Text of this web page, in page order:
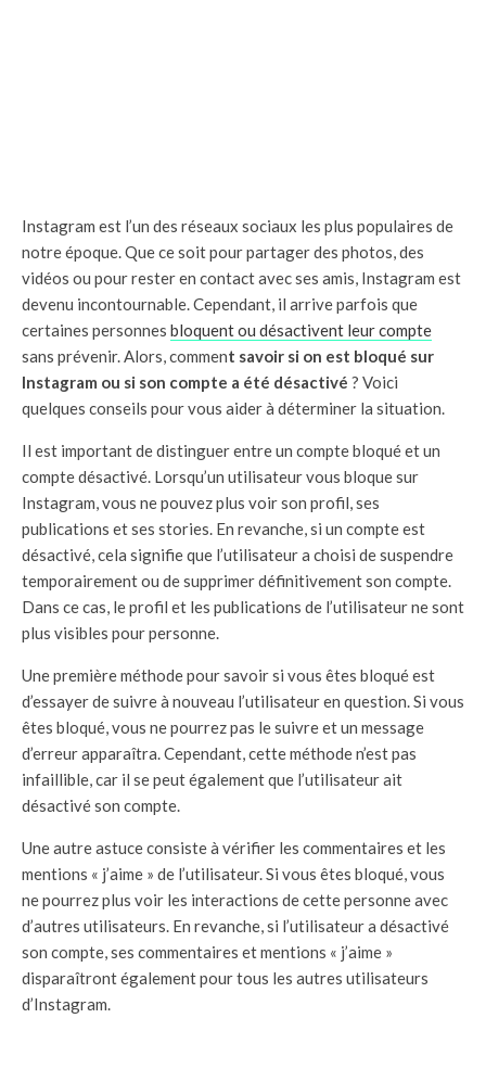
Instagram est l’un des réseaux sociaux les plus populaires de
notre époque. Que ce soit pour partager des photos, des
vidéos ou pour rester en contact avec ses amis, Instagram est
devenu incontournable. Cependant, il arrive parfois que
certaines personnes bloquent ou désactivent leur compte
sans prévenir. Alors, comment savoir si on est bloqué sur
Instagram ou si son compte a été désactivé ? Voici
quelques conseils pour vous aider à déterminer la situation.
Il est important de distinguer entre un compte bloqué et un
compte désactivé. Lorsqu’un utilisateur vous bloque sur
Instagram, vous ne pouvez plus voir son profil, ses
publications et ses stories. En revanche, si un compte est
désactivé, cela signifie que l’utilisateur a choisi de suspendre
temporairement ou de supprimer définitivement son compte.
Dans ce cas, le profil et les publications de l’utilisateur ne sont
plus visibles pour personne.
Une première méthode pour savoir si vous êtes bloqué est
d’essayer de suivre à nouveau l’utilisateur en question. Si vous
êtes bloqué, vous ne pourrez pas le suivre et un message
d’erreur apparaîtra. Cependant, cette méthode n’est pas
infaillible, car il se peut également que l’utilisateur ait
désactivé son compte.
Une autre astuce consiste à vérifier les commentaires et les
mentions « j’aime » de l’utilisateur. Si vous êtes bloqué, vous
ne pourrez plus voir les interactions de cette personne avec
d’autres utilisateurs. En revanche, si l’utilisateur a désactivé
son compte, ses commentaires et mentions « j’aime »
disparaîtront également pour tous les autres utilisateurs
d’Instagram.